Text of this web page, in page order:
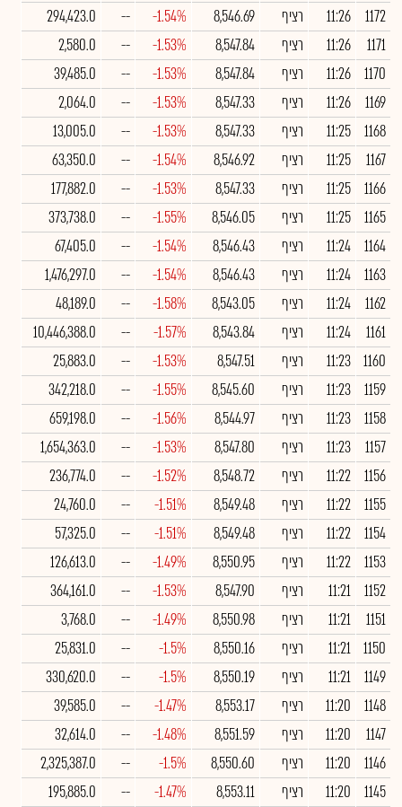
1172
11:26 רציף 8,546.69
-1.54%
--
294,423.0
1171
11:26 רציף 8,547.84
-1.53%
--
2,580.0
1170
11:26 רציף 8,547.84
-1.53%
--
39,485.0
1169
11:26 רציף 8,547.33
-1.53%
--
2,064.0
1168
11:25 רציף 8,547.33
-1.53%
--
13,005.0
1167
11:25 רציף 8,546.92
-1.54%
--
63,350.0
1166
11:25 רציף 8,547.33
-1.53%
--
177,882.0
1165
11:25 רציף 8,546.05
-1.55%
--
373,738.0
1164
11:24 רציף 8,546.43
-1.54%
--
67,405.0
1163
11:24 רציף 8,546.43
-1.54%
--
1,476,297.0
1162
11:24 רציף 8,543.05
-1.58%
--
48,189.0
1161
11:24 רציף 8,543.84
-1.57%
--
10,446,388.0
1160
11:23 רציף 8,547.51
-1.53%
--
25,883.0
1159
11:23 רציף 8,545.60
-1.55%
--
342,218.0
1158
11:23 רציף 8,544.97
-1.56%
--
659,198.0
1157
11:23 רציף 8,547.80
-1.53%
--
1,654,363.0
1156
11:22 רציף 8,548.72
-1.52%
--
236,774.0
1155
11:22 רציף 8,549.48
-1.51%
--
24,760.0
1154
11:22 רציף 8,549.48
-1.51%
--
57,325.0
1153
11:22 רציף 8,550.95
-1.49%
--
126,613.0
1152
11:21 רציף 8,547.90
-1.53%
--
364,161.0
1151
11:21 רציף 8,550.98
-1.49%
--
3,768.0
1150
11:21 רציף 8,550.16
-1.5%
--
25,831.0
1149
11:21 רציף 8,550.19
-1.5%
--
330,620.0
1148
11:20 רציף 8,553.17
-1.47%
--
39,585.0
1147
11:20 רציף 8,551.59
-1.48%
--
32,614.0
1146
11:20 רציף 8,550.60
-1.5%
--
2,325,387.0
1145
11:20 רציף 8,553.11
-1.47%
--
195,885.0